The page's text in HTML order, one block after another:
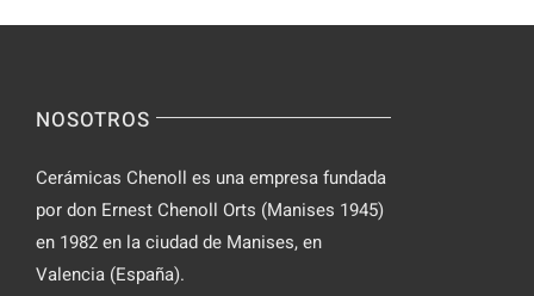
NOSOTROS
Cerámicas Chenoll es una empresa fundada
por don Ernest Chenoll Orts (Manises 1945)
en 1982 en la ciudad de Manises, en
Valencia (España).